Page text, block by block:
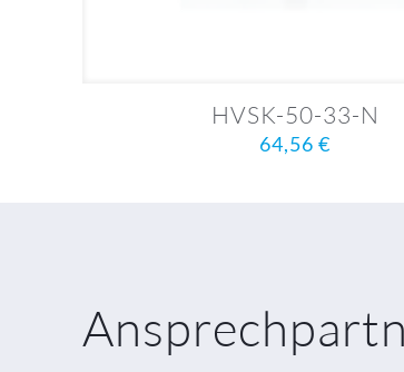
HVSK-50-33-N
64,56€